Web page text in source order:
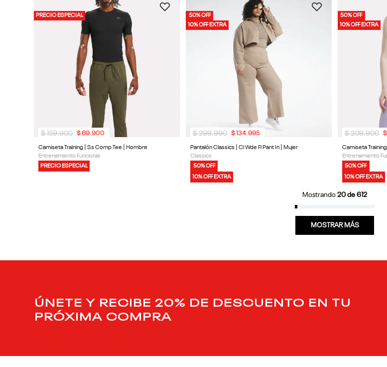
PRECIO ESPECIAL
Camiseta Training | Ss Comp Tee | Hombre
Entrenamiento Funcional
PRECIO ESPECIAL
$ 159.900 $69.900
50% OFF
10% OFF EXTRA
Pantalón Classics | Cl Wde Fl Pant In | Mujer
Classics
50% OFF
10% OFF EXTRA
$ 299.990 $ 134.995
50% OFF
10% OFF EXTRA
Camiseta
Entrenamiento
50% OFF
10% OFF EXTRA
$ 209.900 $
Mostrando 20 de 612
MOSTRAR MÁS
ÚNETE Y RECIBE 20% DE DESCUENTO EN TU
PRÓXIMA COMPRA